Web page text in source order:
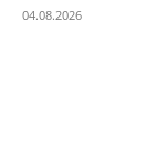
04.08.2026